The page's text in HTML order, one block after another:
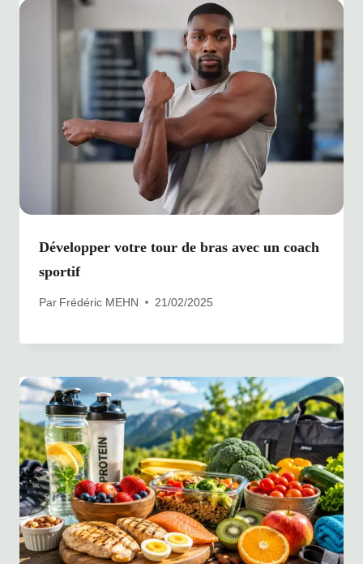
Développer votre tour de bras avec un coach
sportif
Par Frédéric MEHN 21/02/2025